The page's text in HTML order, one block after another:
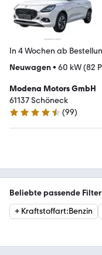
In 4 Wochen ab
Neuwagen• 60 kW (82
Modena Motors GmbH
61137 Schöneck
4.3 Sterne
(99)
Beliebte passende Filter
+ Kraftstoffart:Benzin